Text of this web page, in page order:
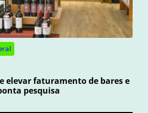
elevar faturamento de bares e
pesquisa